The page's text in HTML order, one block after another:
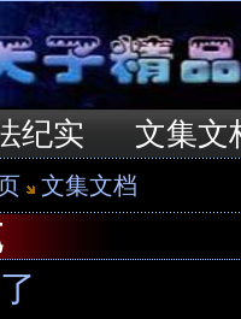
纪实 文集文
文集文档